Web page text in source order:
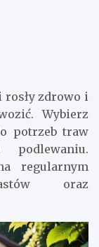
zdrowo i
Wybierz
potrzeb traw
regularnym
oraz